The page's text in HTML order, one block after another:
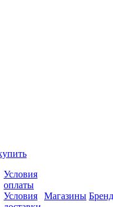
Условия
оплаты
Условия
Магазины